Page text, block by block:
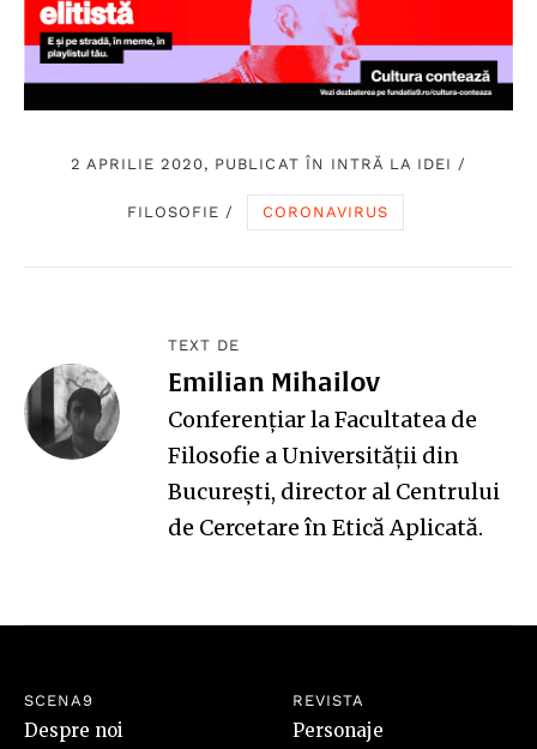
2 APRILIE 2020, PUBLICAT ÎN INTRĂ LA IDEI /
FILOSOFIE / CORONAVIRUS
TEXT DE
Emilian Mihailov
Conferențiar la Facultatea de
Filosofie a Universității din
București, director al Centrului
de Cercetare în Etică Aplicată.
SCENA9
Despre noi
REVISTA
Personaje